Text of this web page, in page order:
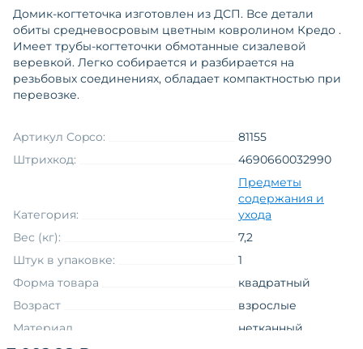
Домик-когтеточка изготовлен из ДСП. Все детали
обиты средневосровым цветным ковролином Кредо .
Имеет трубы-когтеточки обмотанные сизалевой
веревкой. Легко собирается и разбирается на
резьбовых соединениях, обладает компактностью при
перевозке.
Артикул Copco:
81155
Штрихкод:
4690660032990
Категория:
Предметы
содержания и
ухода
Вес (кг):
7,2
Штук в упаковке:
1
Форма товара
квадратный
Возраст
взрослые
Материал
нетканный